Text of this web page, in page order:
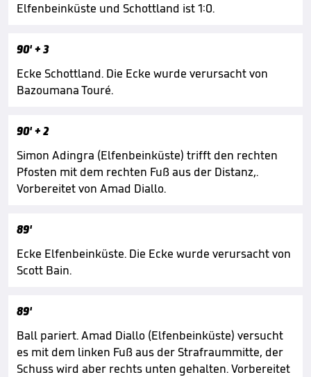
Elfenbeinküste und Schottland ist 1:0.
90'+ 3
Ecke Schottland. Die Ecke wurde verursacht von
Bazoumana Touré.
90'+ 2
Simon Adingra (Elfenbeinküste) trifft den rechten
Pfosten mit dem rechten Fuß aus der Distanz,.
Vorbereitet von Amad Diallo.
89'
Ecke Elfenbeinküste. Die Ecke wurde verursacht von
Scott Bain.
89'
Ball pariert. Amad Diallo (Elfenbeinküste) versucht
es mit dem linken Fuß aus der Strafraummitte, der
Schuss wird aber rechts unten gehalten. Vorbereitet